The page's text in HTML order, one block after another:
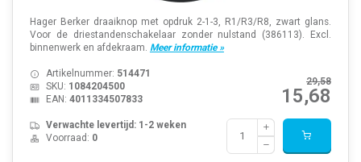
Hager Berker draaiknop met opdruk 2-1-3, R1/R3/R8, zwart glans.
Voor de driestandenschakelaar zonder nulstand (386113). Excl.
binnenwerk en afdekraam. Meer informatie »
29,58
15,68
Artikelnummer: 514471
SKU: 1084204500
EAN: 4011334507833
Verwachte levertijd: 1-2 weken
Voorraad: 0